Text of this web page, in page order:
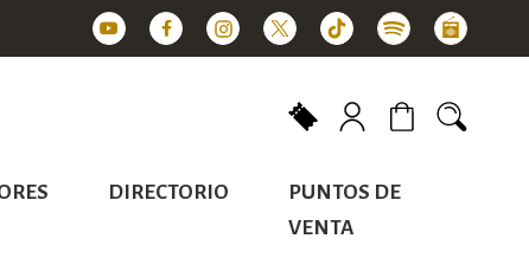
DIRECTORIO
PUNTOS DE
VENTA